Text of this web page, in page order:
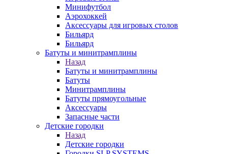
Минифутбол
Аэрохоккей
Аксессуары для игровых столов
Бильяpд
Бильяpд
Батуты и минитрамплины
Назад
Батуты и минитрамплины
Батуты
Минитрамплины
Батуты прямоугольные
Аксессуары
Запасные части
Детские городки
Назад
Детские городки